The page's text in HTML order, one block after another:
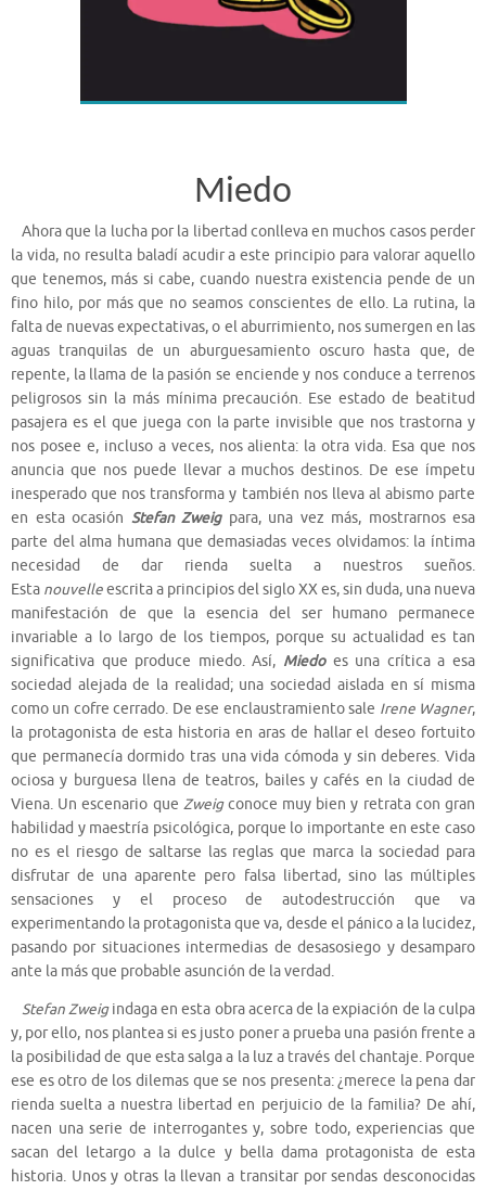
Miedo
Ahora que la lucha por la libertad conlleva en muchos casos perder
la vida, no resulta baladí acudir a este principio para valorar aquello
que tenemos, más si cabe, cuando nuestra existencia pende de un
fino hilo, por más que no seamos conscientes de ello. La rutina, la
falta de nuevas expectativas, o el aburrimiento, nos sumergen en las
aguas tranquilas de un aburguesamiento oscuro hasta que, de
repente, la llama de la pasión se enciende y nos conduce a terrenos
peligrosos sin la más mínima precaución. Ese estado de beatitud
pasajera es el que juega con la parte invisible que nos trastorna y
nos posee e, incluso a veces, nos alienta: la otra vida. Esa que nos
anuncia que nos puede llevar a muchos destinos. De ese ímpetu
inesperado que nos transforma y también nos lleva al abismo parte
en esta ocasión Stefan Zweigpara, una vez más, mostrarnos esa
parte del alma humana que demasiadas veces olvidamos: la íntima
necesidad de dar rienda suelta a nuestros sueños.
Esta nouvelleescrita a principios del siglo XX es, sin duda, una nueva
manifestación de que la esencia del ser humano permanece
invariable a lo largo de los tiempos, porque su actualidad es tan
significativa que produce miedo. Así, Miedoes una crítica a esa
sociedad alejada de la realidad; una sociedad aislada en sí misma
como un cofre cerrado. De ese enclaustramiento sale Irene Wagner,
la protagonista de esta historia en aras de hallar el deseo fortuito
que permanecía dormido tras una vida cómoda y sin deberes. Vida
ociosa y burguesa llena de teatros, bailes y cafés en la ciudad de
Viena. Un escenario que Zweigconoce muy bien y retrata con gran
habilidad y maestría psicológica, porque lo importante en este caso
no es el riesgo de saltarse las reglas que marca la sociedad para
disfrutar de una aparente pero falsa libertad, sino las múltiples
sensaciones y el proceso de autodestrucción que va
experimentando la protagonista que va, desde el pánico a la lucidez,
pasando por situaciones intermedias de desasosiego y desamparo
ante la más que probable asunción de la verdad.
Stefan Zweigindaga en esta obra acerca de la expiación de la culpa
y, por ello, nos plantea si es justo poner a prueba una pasión frente a
la posibilidad de que esta salga a la luz a través del chantaje. Porque
ese es otro de los dilemas que se nos presenta: ¿merece la pena dar
rienda suelta a nuestra libertad en perjuicio de la familia? De ahí,
nacen una serie de interrogantes y, sobre todo, experiencias que
sacan del letargo a la dulce y bella dama protagonista de esta
historia. Unos y otras la llevan a transitar por sendas desconocidas